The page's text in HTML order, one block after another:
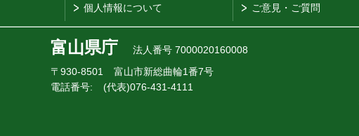
個人情報について ご意見・ご質問
富山県庁
法人番号 7000020160008
〒930-8501
富山市新総曲輪1番7号
電話番号:
(代表)076-431-4111